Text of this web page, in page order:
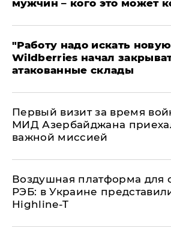
мужчин – кого это может
"Работу надо искать
Wildberries начал
атакованные склады
Первый визит за время
МИД Азербайджана
важной миссией
Воздушная платформа для
РЭБ: в Украине
Highline-T